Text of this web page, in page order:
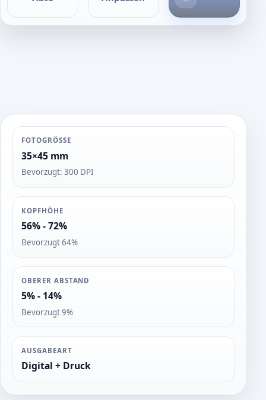
o
t
FOTOGRÖSSE
35×45 mm
Bevorzugt: 300 DPI
KOPFHÖHE
56% - 72%
Bevorzugt 64%
OBERER ABSTAND
5% - 14%
Bevorzugt 9%
AUSGABEART
Digital + Druck